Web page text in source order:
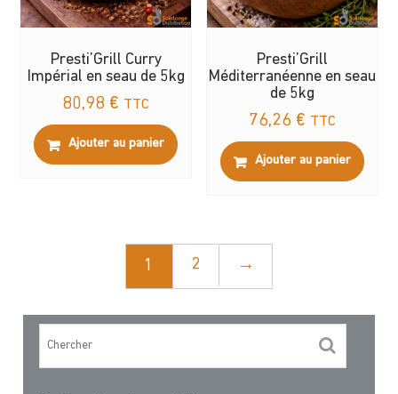
Presti’Grill Curry
Impérial en seau de 5kg
80,98 € TTC
Ajouter au panier
Presti’Grill
Méditerranéenne en seau
de 5kg
76,26 € TTC
Ajouter au panier
1 2 →